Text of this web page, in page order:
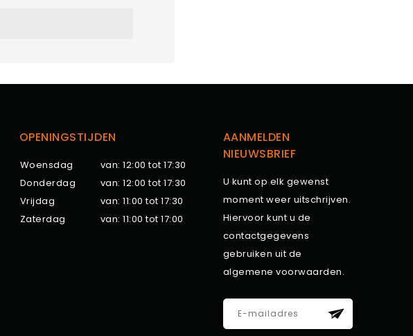
OPENINGSTIJDEN
Woensdag
van: 12:00 tot 17:30
Donderdag
van: 12:00 tot 17:30
Vrijdag
van: 11:00 tot 17:30
Zaterdag
van: 11:00 tot 17:00
AANMELDEN
NIEUWSBRIEF
U kunt op elk gewenst
moment weer uitschrijven.
Hiervoor kunt u de
contactgegevens
gebruiken uit de
algemene voorwaarden.